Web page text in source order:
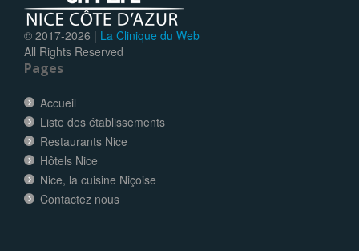
© 2017-2026 | La Clinique du Web
All Rights Reserved
Pages
Accueil
Liste des établissements
Restaurants Nice
Hôtels Nice
Nice, la cuisine Niçoise
Contactez nous